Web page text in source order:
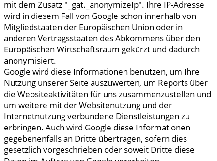
mit dem Zusatz "_gat._anonymizeIp". Ihre IP-Adresse
wird in diesem Fall von Google schon innerhalb von
Mitgliedstaaten der Europäischen Union oder in
anderen Vertragsstaaten des Abkommens über den
Europäischen Wirtschaftsraum gekürzt und dadurch
anonymisiert.
Google wird diese Informationen benutzen, um Ihre
Nutzung unserer Seite auszuwerten, um Reports über
die Websiteaktivitäten für uns zusammenzustellen und
um weitere mit der Websitenutzung und der
Internetnutzung verbundene Dienstleistungen zu
erbringen. Auch wird Google diese Informationen
gegebenenfalls an Dritte übertragen, sofern dies
gesetzlich vorgeschrieben oder soweit Dritte diese